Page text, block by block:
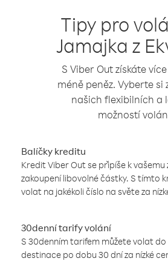
Tipy pro
Jamajka z
S Viber Out získáte
méně peněz. Vyberte si
našich flexibilních a
možností
Balíčky kreditu
Kredit Viber Out se připíše k
zakoupení libovolné částky. S tímto
volat na jakékoli číslo na světe za
30denní tarify volání
S 30denním tarifem můžete volat
destinace po dobu 30 dní za nízké